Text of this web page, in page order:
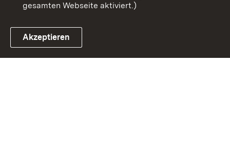
Link zum Landesportal
gesamten Webseite aktiviert.)
Akzeptieren